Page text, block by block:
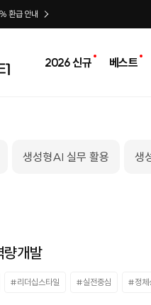
환급 안내
2026 신규 베스트
생성형AI 실무 활용 생
량개발
#리더십스타일 #실전중심 #정체